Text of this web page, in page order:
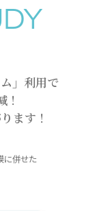
」利用で
ます！
に併せた